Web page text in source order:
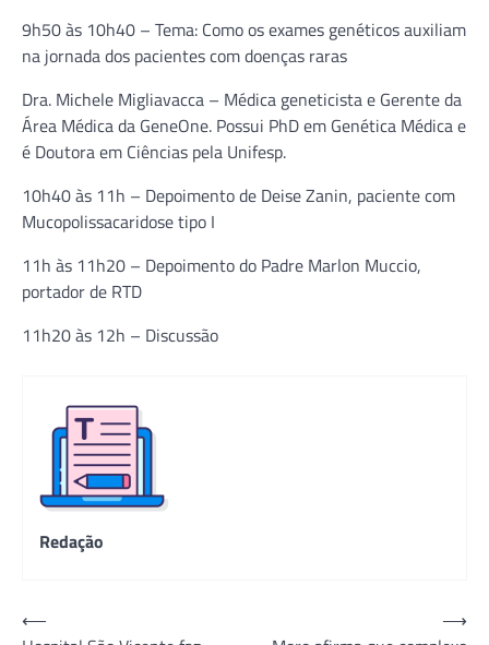
9h50 às 10h40 – Tema: Como os exames genéticos auxiliam
na jornada dos pacientes com doenças raras
Dra. Michele Migliavacca – Médica geneticista e Gerente da
Área Médica da GeneOne. Possui PhD em Genética Médica e
é Doutora em Ciências pela Unifesp.
10h40 às 11h – Depoimento de Deise Zanin, paciente com
Mucopolissacaridose tipo I
11h às 11h20 – Depoimento do Padre Marlon Muccio,
portador de RTD
11h20 às 12h – Discussão
Redação
Navegação
⟵
⟶